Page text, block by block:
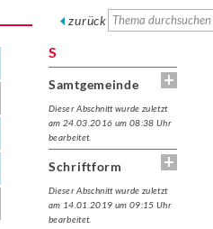
zurück
S
Samtgemeinde
Dieser Abschnitt wurde zuletzt
am 24.03.2016 um 08:38 Uhr
bearbeitet.
Schriftform
Dieser Abschnitt wurde zuletzt
am 14.01.2019 um 09:15 Uhr
bearbeitet.